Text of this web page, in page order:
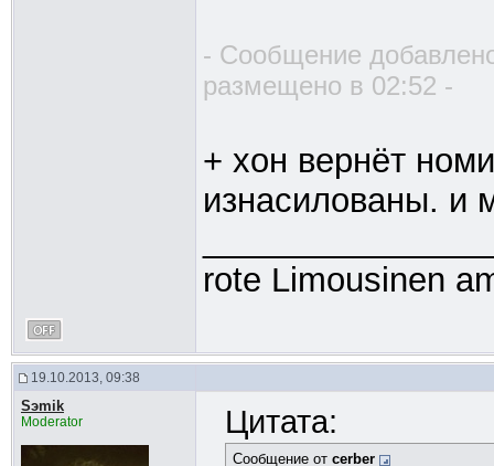
- Сообщение
размещено в 02:52 -
+ хон вернёт
изнасилованы. и
rote Limousinen
19.10.2013, 09:38
Sэmik
Moderator Цитата:
Сообщение от cerber